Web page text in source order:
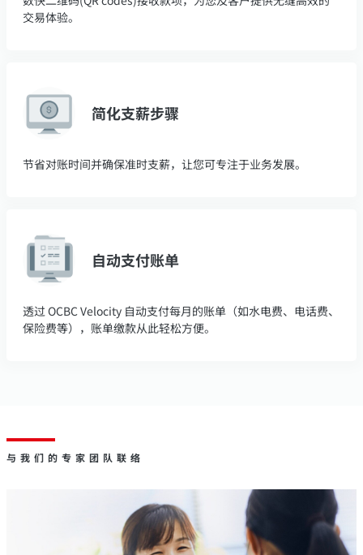
交易体验。
简化支薪步骤
节省对账时间并确保准时支薪，让您可专注于业务发展。
自动支付账单
透过 OCBC Velocity 自动支付每月的账单（如水电费、电话费、
保险费等），账单缴款从此轻松方便。
与我们的专家团队联络